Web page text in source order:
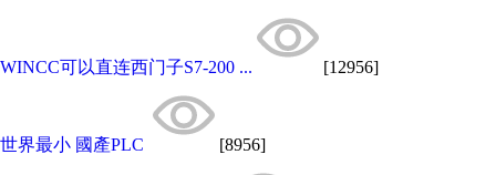
WINCC可以直连西门子S7-200 ... [12956]
世界最小 國產PLC [8956]